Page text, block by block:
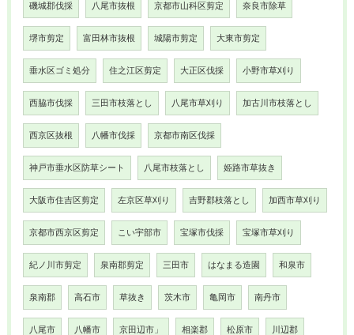
磯城郡伐採 八尾市抜根 京都市山科区剪定 奈良市除草
堺市剪定 富田林市抜根 城陽市剪定 大東市剪定
垂水区ゴミ処分 住之江区剪定 大正区伐採 小野市草刈り
西脇市伐採 三田市枝落とし 八尾市草刈り 加古川市枝落とし
西京区抜根 八幡市伐採 京都市南区伐採
神戸市垂水区防草シート 八尾市枝落とし 姫路市草抜き
大阪市住吉区剪定 左京区草刈り 吉野郡枝落とし 加西市草刈り
京都市西京区剪定 こい宇部市 宝塚市伐採 宝塚市草刈り
紀ノ川市剪定 泉南郡剪定 三田市 はなまる造園 和泉市
泉南郡 高石市 草抜き 茨木市 亀岡市 南丹市
八尾市 八幡市 京田辺市」 相楽郡 松原市 川辺郡